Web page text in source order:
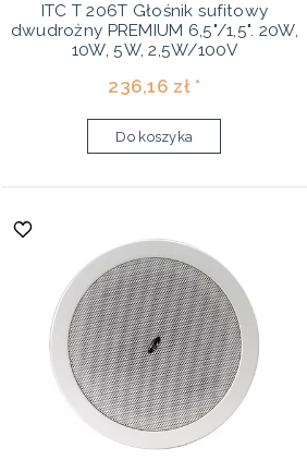
ITC T 206T Głośnik sufitowy
dwudrożny PREMIUM 6,5"/1,5". 20W,
10W, 5W, 2,5W/100V
236,16 zł *
Do koszyka